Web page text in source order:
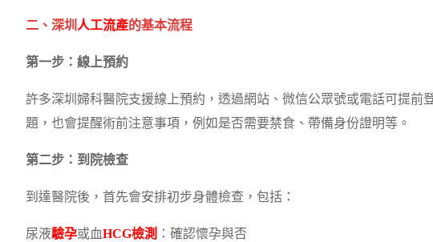
二、深圳 人工流產的基本流程
第一步：線上預約
許多深圳婦科醫院支援線上預約，透過網站、微信公眾號或電話可提
題，也會提醒術前注意事項，例如是否需要禁食、帶備身份證明等。
第二步：到院檢查
到達醫院後，首先會安排初步身體檢查，包括：
尿液驗孕或血HCG檢測 ：確認懷孕與否